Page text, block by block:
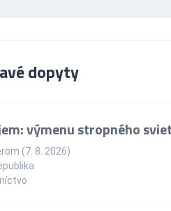
dopyty
výmenu stropného
(7. 8. 2026)